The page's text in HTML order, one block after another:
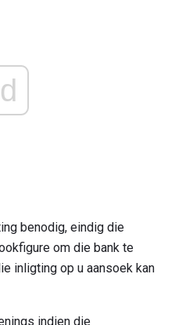
benodig, eindig die
om die bank te
inligting op u aansoek kan
indien die